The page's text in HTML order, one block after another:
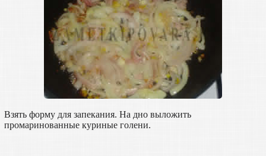
Взять форму для запекания. На дно выложить
промаринованные куриные голени.